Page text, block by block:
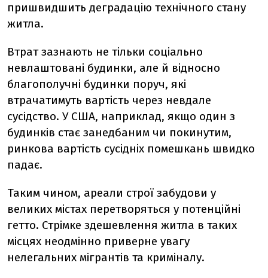
пришвидшить деградацію технічного стану
житла.
Втрат зазнають не тільки соціально
невлаштовані будинки, але й відносно
благополучні будинки поруч, які
втрачатимуть вартість через невдале
сусідство. У США, наприклад, якщо один з
будинків стає занедбаним чи покинутим,
ринкова вартість сусідніх помешкань швидко
падає.
Таким чином, ареали строї забудови у
великих містах перетворяться у потенційні
гетто. Стрімке здешевлення житла в таких
місцях неодмінно приверне увагу
нелегальних мігрантів та криміналу.